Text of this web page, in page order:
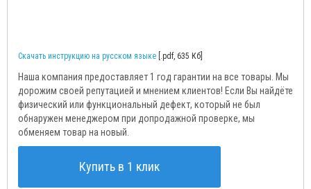
Скачать инструкцию на русском языке [.pdf, 635 Кб]
Наша компания предоставляет 1 год гарантии на все товары. Мы
дорожим своей репутацией и мнением клиентов! Если Вы найдёте
физический или функциональный дефект, который не был
обнаружен менеджером при допродажной проверке, мы
обменяем товар на новый.
Купить в 1 клик